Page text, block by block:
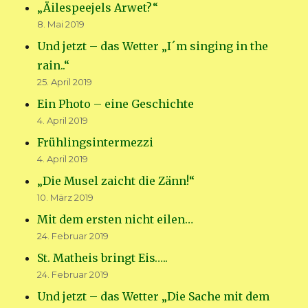
„Äilespeejels Arwet?“
8. Mai 2019
Und jetzt – das Wetter „I´m singing in the
rain..“
25. April 2019
Ein Photo – eine Geschichte
4. April 2019
Frühlingsintermezzi
4. April 2019
„Die Musel zaicht die Zänn!“
10. März 2019
Mit dem ersten nicht eilen…
24. Februar 2019
St. Matheis bringt Eis…..
24. Februar 2019
Und jetzt – das Wetter „Die Sache mit dem